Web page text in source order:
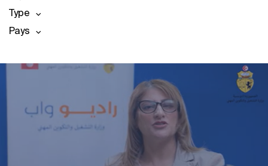
Type
Pays